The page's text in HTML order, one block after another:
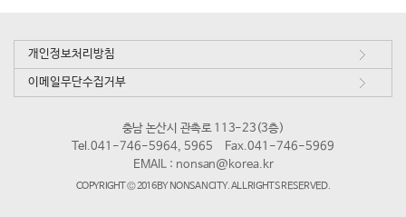
개인정보처리방침
이메일무단수집거부
충남 논산시 관촉로 113-23(3층)
Tel.041-746-5964, 5965
Fax.041-746-5969
EMAIL : nonsan@korea.kr
COPYRIGHT © 2016 BY NONSAN CITY. ALL RIGHTS RESERVED.